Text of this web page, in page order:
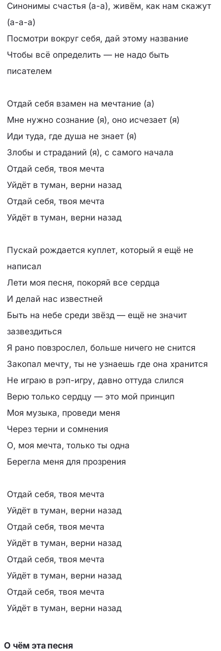
Синонимы счастья (а-а), живём, как нам скажут
(а-а-а)
Посмотри вокруг себя, дай этому название
Чтобы всё определить — не надо быть
писателем
Отдай себя взамен на мечтание (а)
Мне нужно сознание (я), оно исчезает (я)
Иди туда, где душа не знает (я)
Злобы и страданий (я), с самого начала
Отдай себя, твоя мечта
Уйдёт в туман, верни назад
Отдай себя, твоя мечта
Уйдёт в туман, верни назад
Пускай рождается куплет, который я ещё не
написал
Лети моя песня, покоряй все сердца
И делай нас известней
Быть на небе среди звёзд — ещё не значит
зазвездиться
Я рано повзрослел, больше ничего не снится
Закопал мечту, ты не узнаешь где она хранится
Не играю в рэп-игру, давно оттуда слился
Верю только сердцу — это мой принцип
Моя музыка, проведи меня
Через терни и сомнения
О, моя мечта, только ты одна
Берегла меня для прозрения
Отдай себя, твоя мечта
Уйдёт в туман, верни назад
Отдай себя, твоя мечта
Уйдёт в туман, верни назад
Отдай себя, твоя мечта
Уйдёт в туман, верни назад
Отдай себя, твоя мечта
Уйдёт в туман, верни назад
О чём эта песня